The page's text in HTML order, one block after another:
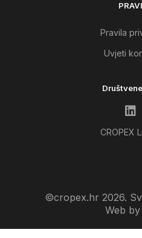
Pravila
Uvjeti
CROPEX
©cropex.hr 2026.
Web by